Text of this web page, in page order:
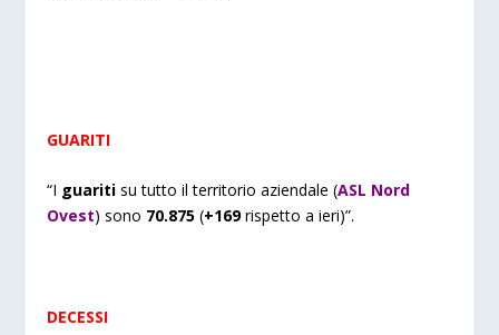
GUARITI
“I guariti su tutto il territorio aziendale (ASL Nord
Ovest) sono 70.875(+169rispetto a ieri)”.
DECESSI